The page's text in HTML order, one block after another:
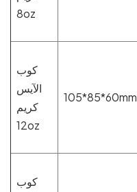
8oz
كوب
الآيس
كريم
12oz
105*85*60mm
كوب